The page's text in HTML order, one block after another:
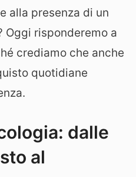
alla presenza di un
Oggi risponderemo a
crediamo che anche
quotidiane
dalle
al